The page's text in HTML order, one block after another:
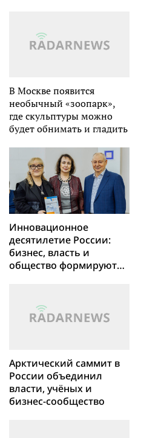
В Москве появится
необычный «зоопарк»,
где скульптуры можно
будет обнимать и гладить
Инновационное
десятилетие России:
бизнес, власть и
общество формируют
Арктический саммит в
России объединил
власти, учёных и
бизнес-сообщество